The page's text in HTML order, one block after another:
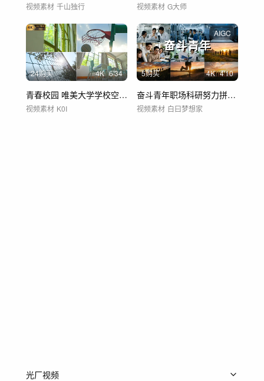
视频素材 千山独行 视频素材 G大师
24购买 4K 6'34
青春校园 唯美大学学校空镜合集 学校教育
视频素材 K0I
AIGC
5购买 4K 4'10
奋斗青年职场科研努力拼搏奔跑五四青年节
视频素材 白曰梦想家
光厂视频